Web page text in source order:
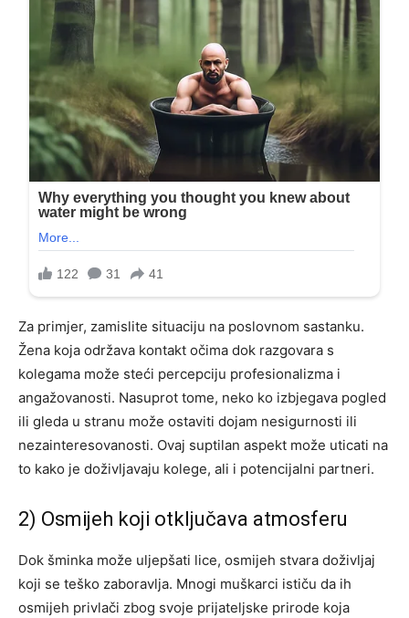
Za primjer, zamislite situaciju na poslovnom sastanku.
Žena koja održava kontakt očima dok razgovara s
kolegama može steći percepciju profesionalizma i
angažovanosti. Nasuprot tome, neko ko izbjegava pogled
ili gleda u stranu može ostaviti dojam nesigurnosti ili
nezainteresovanosti. Ovaj suptilan aspekt može uticati na
to kako je doživljavaju kolege, ali i potencijalni partneri.
2) Osmijeh koji otključava atmosferu
Dok šminka može uljepšati lice, osmijeh stvara doživljaj
koji se teško zaboravlja. Mnogi muškarci ističu da ih
osmijeh privlači zbog svoje prijateljske prirode koja